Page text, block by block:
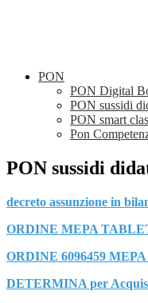
PON
PON Digital
PON sussidi
PON smart
Pon
PON sussidi
decreto assunzione in
ORDINE MEPA
ORDINE 6096459
DETERMINA per